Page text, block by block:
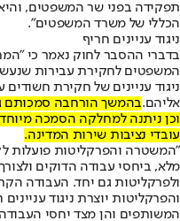
תפקידה בפני שר המשפטים,
הכללי של משרד המשפטים".
ניגוד עניינים חריף
בדברי ההסבר לחוק נאמר כי
המשפטים לחקירת עבירות
ניגוד עניינים של חקירת
אליהם.בהמשך הורחבה סמכותם
וכן ניתנה למחלקה הסמכה
עובדי נציבות שירות המדינה.
"המשטרה והפרקליטות פועלות
מלא, ביחסי עבודה הדוקים
ולפרקליטות גם יחד. העבודה
והפרקליטות יוצרת ניגוד
המשותפים והן מצד יחסי